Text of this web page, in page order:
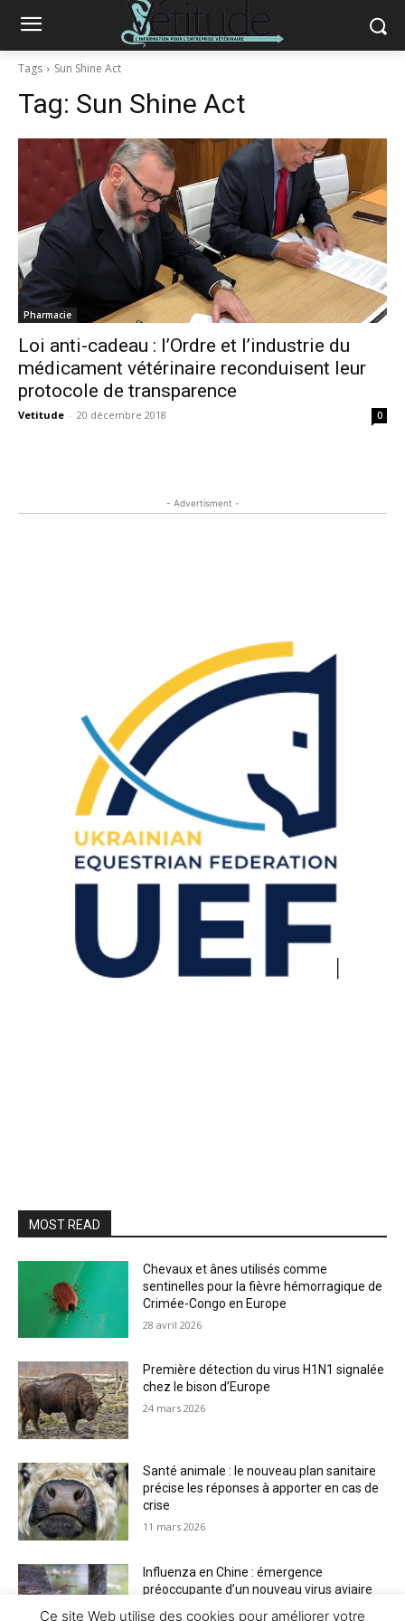
Tags Sun Shine Act
Tag: Sun Shine Act
Pharmacie
Loi anti-cadeau : l’Ordre et l’industrie du
médicament vétérinaire reconduisent leur
protocole de transparence
Vetitude - 20 décembre 2018 0
- Advertisment -
MOST READ
Chevaux et ânes utilisés comme
sentinelles pour la fièvre hémorragique de
Crimée-Congo en Europe
28 avril 2026
Première détection du virus H1N1 signalée
chez le bison d’Europe
24 mars 2026
Santé animale : le nouveau plan sanitaire
précise les réponses à apporter en cas de
crise
11 mars 2026
Influenza en Chine : émergence
préoccupante d’un nouveau virus aviaire
Ce site Web utilise des cookies pour améliorer votre